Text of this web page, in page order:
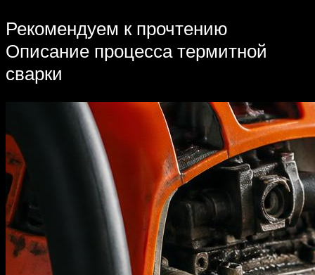
Рекомендуем к прочтению
Описание процесса термитной
сварки